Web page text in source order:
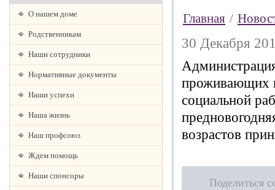
О нашем доме
Родственникам
Наши сотрудники
Нормативные документы
Наши успехи
Наша жизнь
Наш профсоюз
Ждем помощь
Наши спонсоры
Главная /
30 Декабря
проживающих
социальной
возрастов
Поделиться